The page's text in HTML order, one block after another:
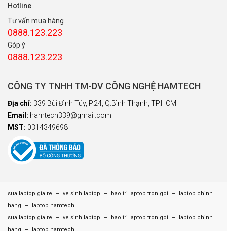
Hotline
Tư vấn mua hàng
0888.123.223
Góp ý
0888.123.223
CÔNG TY TNHH TM-DV CÔNG NGHỆ HAMTECH
Địa chỉ: 339 Bùi Đình Túy, P.24, Q.Bình Thạnh, TP.HCM
Email: hamtech339@gmail.com
MST: 0314349698
sua laptop gia re – ve sinh laptop – bao tri laptop tron goi –
laptop chinh
hang
–
laptop hamtech
sua laptop gia re
– ve sinh laptop – bao tri laptop tron goi –
laptop chinh
hang
laptop hamtech